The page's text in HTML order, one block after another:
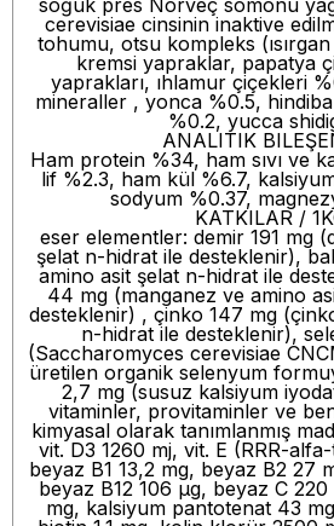
soğuk pres Norveç somonu
cerevisiae cinsinin inaktive
tohumu, otsu kompleks
kremsi yapraklar, papatya
yaprakları, ıhlamur çiçekleri
mineraller , yonca %0.5,
%0.2, yucca
ANALITIK
Ham protein %34, ham sıvı ve
lif %2.3, ham kül %6.7,
sodyum %0.37,
KATKILAR /
eser elementler: demir 191 mg
şelat n-hidrat ile desteklenir),
amino asit şelat n-hidrat ile
44 mg (manganez ve amino
desteklenir) , çinko 147 mg
n-hidrat ile desteklenir),
(Saccharomyces cerevisiae
üretilen organik selenyum
2,7 mg (susuz kalsiyum
vitaminler, provitaminler ve
kimyasal olarak tanımlanmış
vit. D3 1260 mj, vit. E (RRR-
beyaz B1 13,2 mg, beyaz B2 27
beyaz B12 106 µg, beyaz C 220
mg, kalsiyum pantotenat 43